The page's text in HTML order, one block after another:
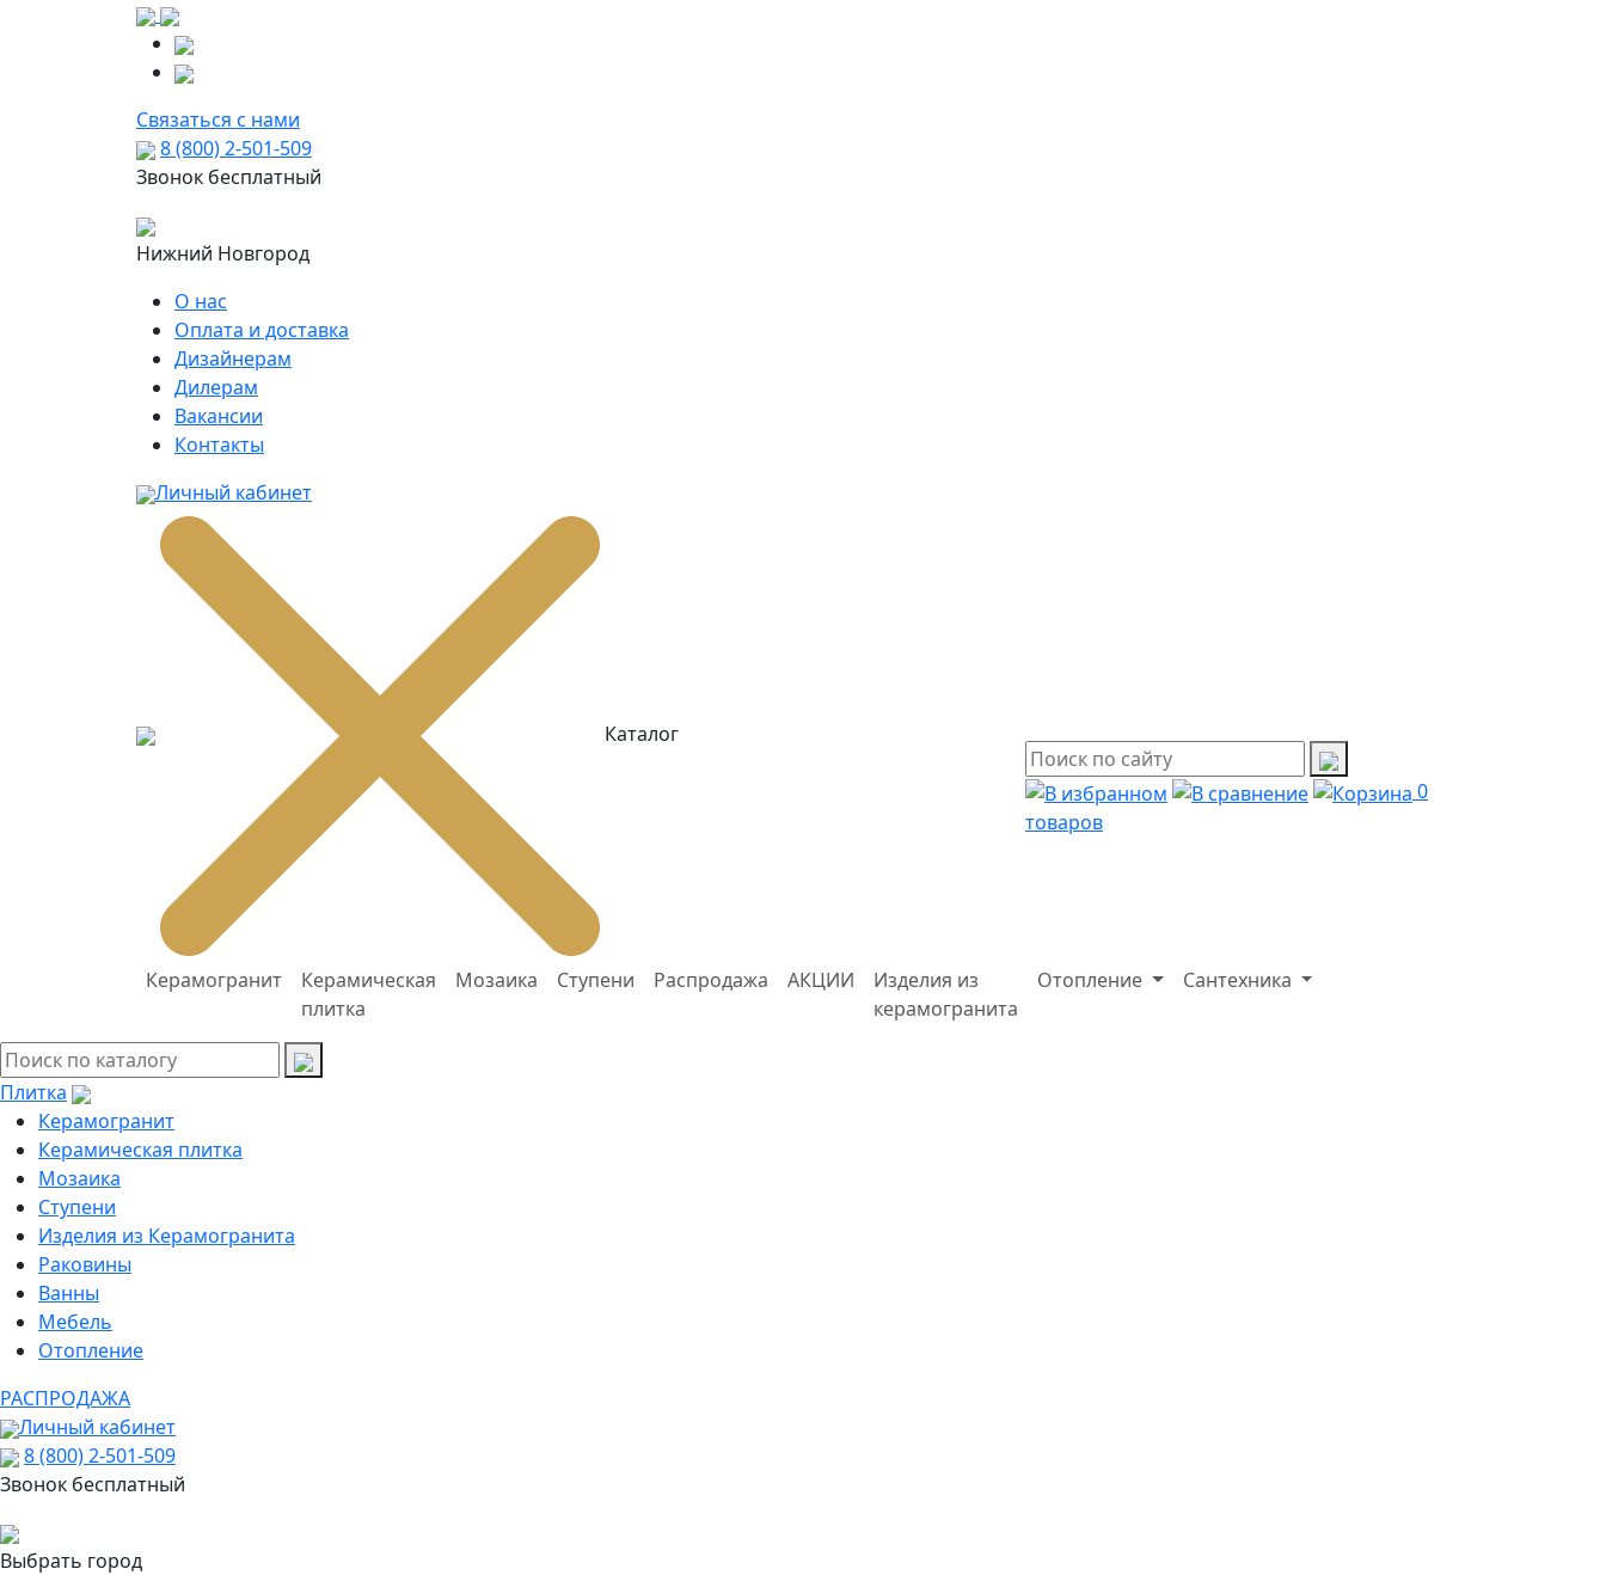
Связаться с нами
8 (800) 2-501-509
Звонок бесплатный
Нижний Новгород
О нас
Оплата и доставка
Дизайнерам
Дилерам
Вакансии
Контакты
Личный кабинет
Каталог
Керамогранит
Керамическая
плитка
Мозаика Ступени Распродажа АКЦИИ
Изделия из
керамогранита
Отопление Сантехника
0
товаров
Плитка
Керамогранит
Керамическая плитка
Мозаика
Ступени
Изделия из Керамогранита
Раковины
Ванны
Мебель
Отопление
РАСПРОДАЖА
Личный кабинет
8 (800) 2-501-509
Звонок бесплатный
Выбрать город